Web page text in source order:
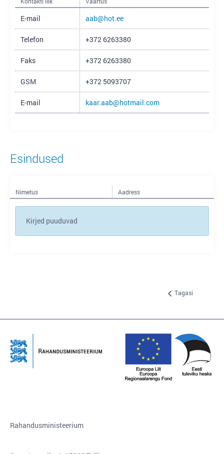
E-mail aab@hot.ee
Telefon +372 6263380
Faks +372 6263380
GSM +372 5093707
E-mail kaar.aab@hotmail.com
Esindused
Nimetus Aadress
Kirjed puuduvad
Tagasi
Rahandusministeerium